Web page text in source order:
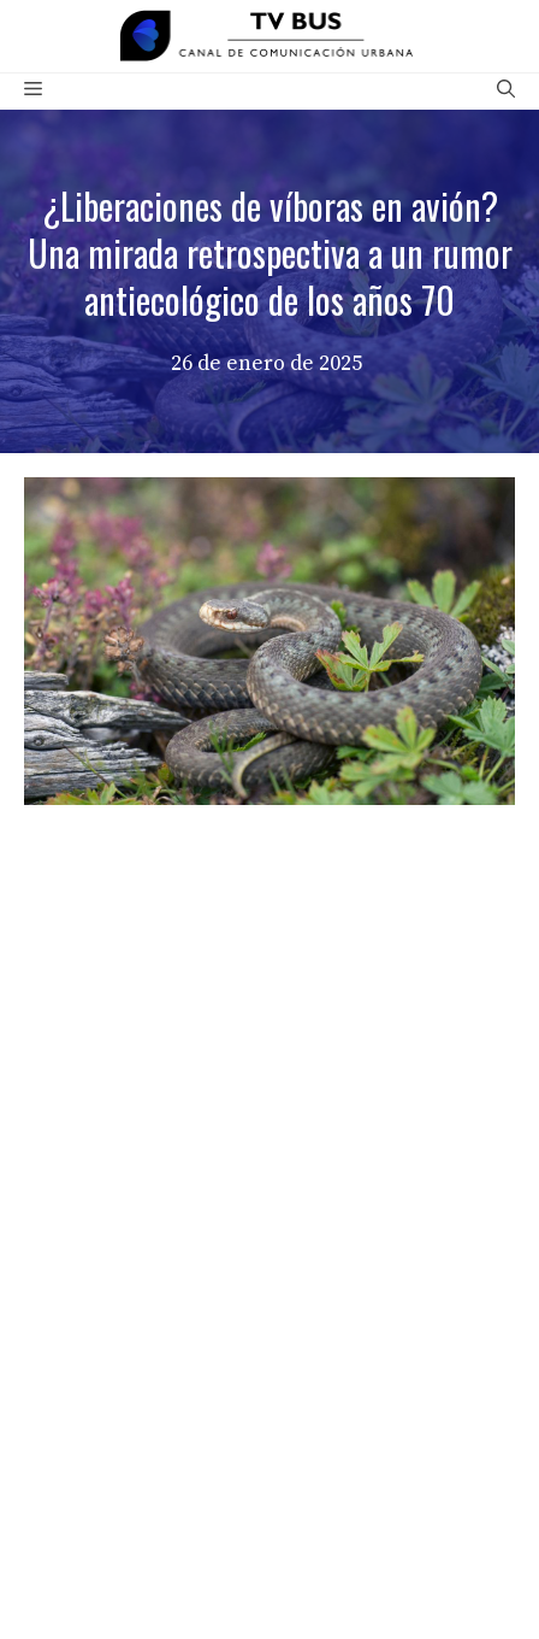
contenido
Menú
¿Liberaciones de víboras en avión?
Una mirada retrospectiva a un rumor
antiecológico de los años 70
26 de enero de 2025